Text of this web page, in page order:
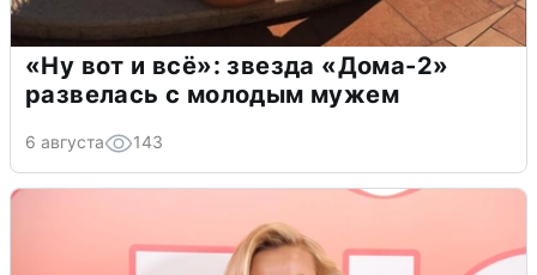
«Ну вот и всё»: звезда «Дома-2»
развелась с молодым мужем
6 августа 143